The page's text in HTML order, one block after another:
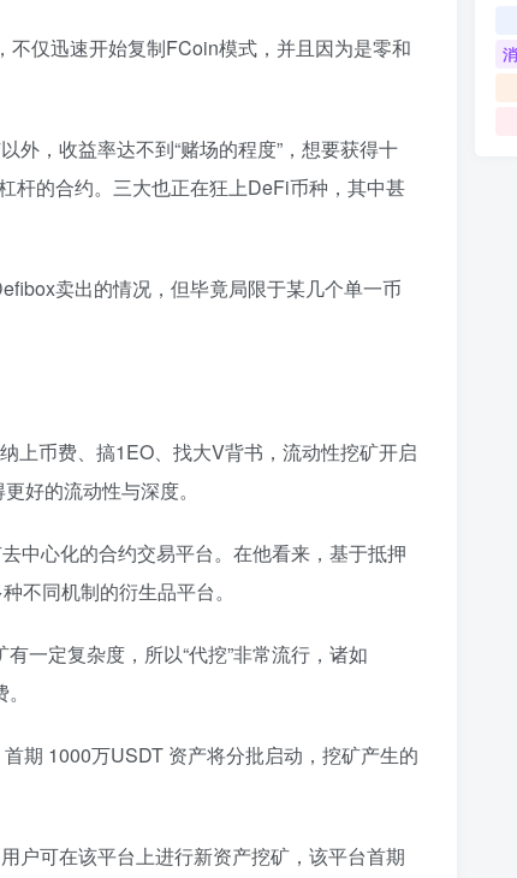
仅迅速开始复制FCoin模式，并且因为是零和
外，收益率达不到“赌场的程度”，想要获得十
杆的合约。三大也正在狂上DeFi币种，其中甚
卖出的情况，但毕竟局限于某几个单一币
上币费、搞1EO、找大V背书，流动性挖矿开启
好的流动性与深度。
中心化的合约交易平台。在他看来，基于抵押
不同机制的衍生品平台。
一定复杂度，所以“代挖”非常流行，诸如
期 1000万USDT 资产将分批启动，挖矿产生的
户可在该平台上进行新资产挖矿，该平台首期